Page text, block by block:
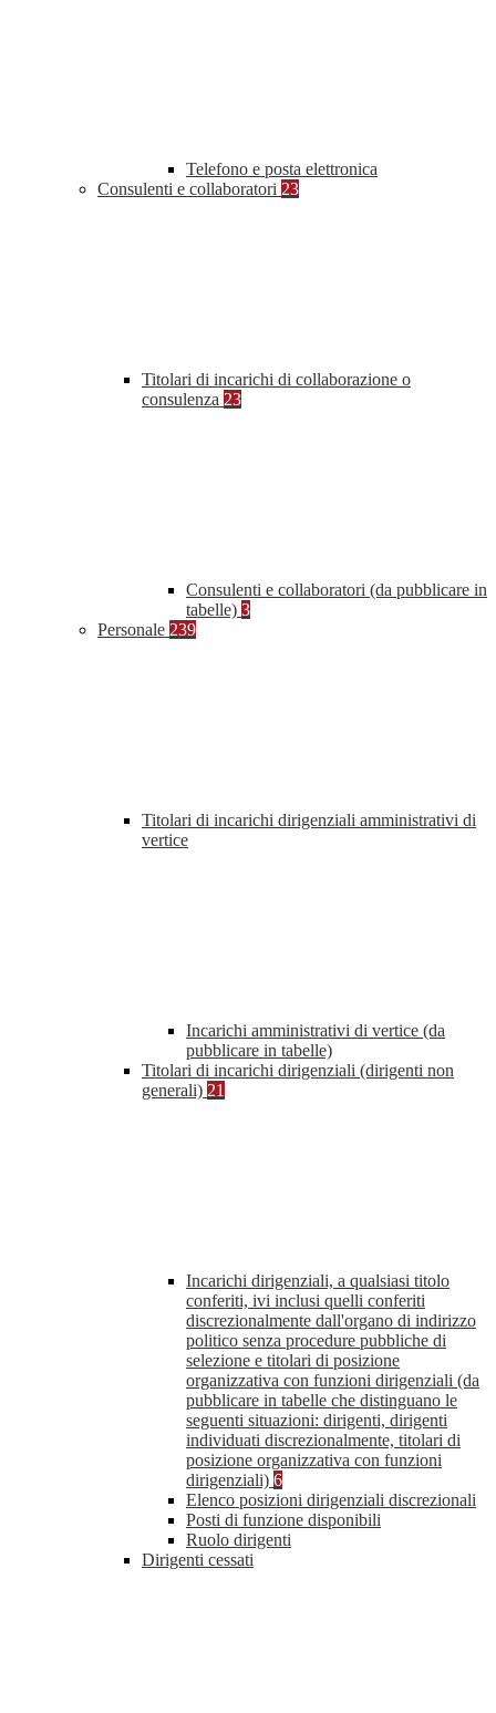
Telefono e posta elettronica
Consulenti e collaboratori 23
Titolari di incarichi di collaborazione o
consulenza 23
Consulenti e collaboratori (da pubblicare in
tabelle) 3
Personale 239
Titolari di incarichi dirigenziali amministrativi di
vertice
Incarichi amministrativi di vertice (da
pubblicare in tabelle)
Titolari di incarichi dirigenziali (dirigenti non
generali) 21
Incarichi dirigenziali, a qualsiasi titolo
conferiti, ivi inclusi quelli conferiti
discrezionalmente dall'organo di indirizzo
politico senza procedure pubbliche di
selezione e titolari di posizione
organizzativa con funzioni dirigenziali (da
pubblicare in tabelle che distinguano le
seguenti situazioni: dirigenti, dirigenti
individuati discrezionalmente, titolari di
posizione organizzativa con funzioni
dirigenziali) 6
Elenco posizioni dirigenziali discrezionali
Posti di funzione disponibili
Ruolo dirigenti
Dirigenti cessati